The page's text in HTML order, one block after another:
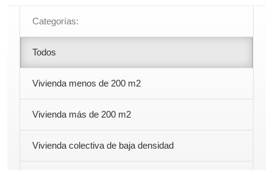
Categorías:
Todos
Vivienda menos de 200 m2
Vivienda más de 200 m2
Vivienda colectiva de baja densidad